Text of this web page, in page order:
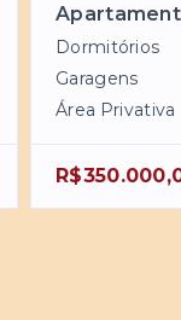
Dormitórios
Garagens
Área Privativa